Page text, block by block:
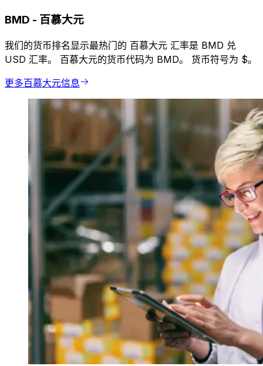
BMD - 百慕大元
我们的货币排名显示最热门的 百慕大元 汇率是 BMD 兑
USD 汇率。 百慕大元的货币代码为 BMD。 货币符号为 $。
更多百慕大元信息